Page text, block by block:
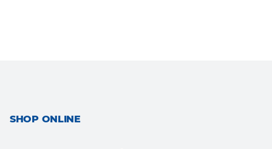
SHOP ONLINE